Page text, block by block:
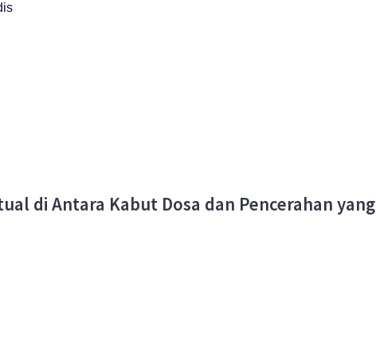
di Antara Kabut Dosa dan Pencerahan yang